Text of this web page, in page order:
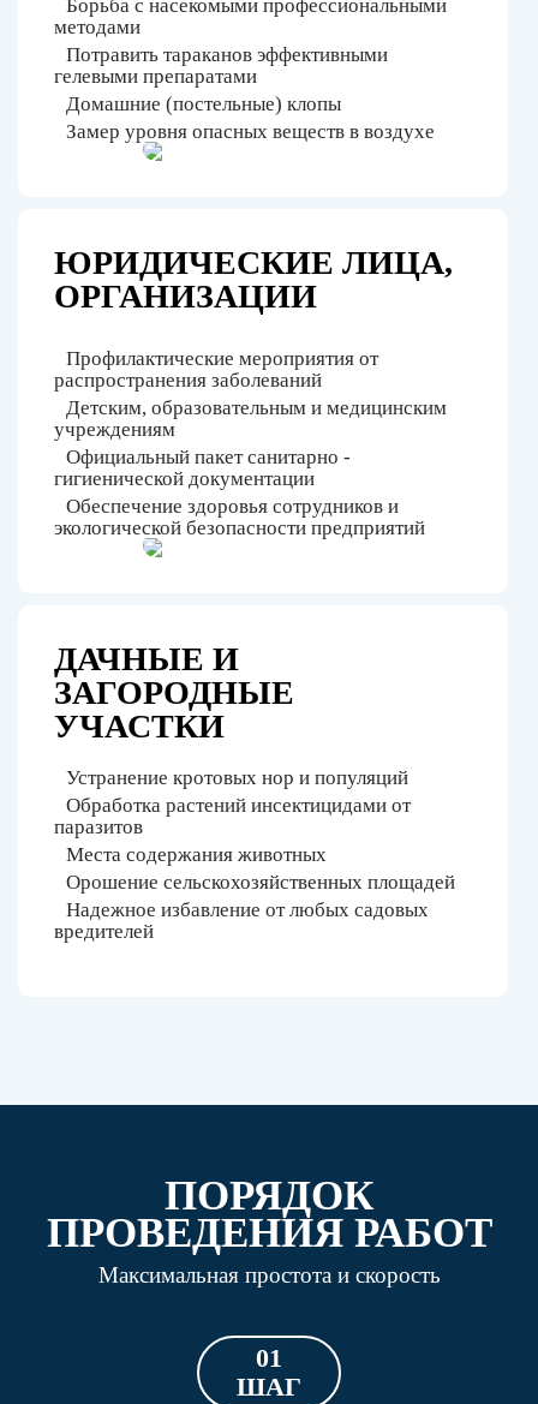
Борьба с насекомыми профессиональными
методами
Потравить тараканов эффективными
гелевыми препаратами
Домашние (постельные) клопы
Замер уровня опасных веществ в воздухе
ЮРИДИЧЕСКИЕ ЛИЦА,
ОРГАНИЗАЦИИ
Профилактические мероприятия от
распространения заболеваний
Детским, образовательным и медицинским
учреждениям
Официальный пакет санитарно -
гигиенической документации
Обеспечение здоровья сотрудников и
экологической безопасности предприятий
ДАЧНЫЕ И
ЗАГОРОДНЫЕ
УЧАСТКИ
Устранение кротовых нор и популяций
Обработка растений инсектицидами от
паразитов
Места содержания животных
Орошение сельскохозяйственных площадей
Надежное избавление от любых садовых
вредителей
ПОРЯДОК
ПРОВЕДЕНИЯ РАБОТ
Максимальная простота и скорость
01
ШАГ